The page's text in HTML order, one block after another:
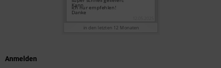
Anmelden